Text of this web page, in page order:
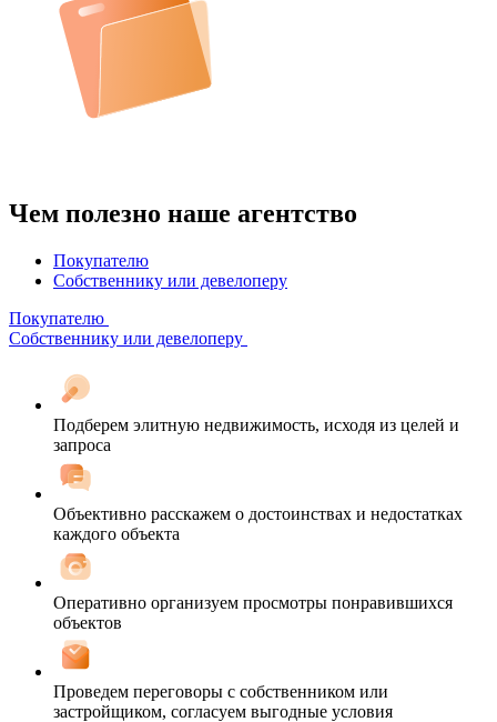
Чем полезно наше агентство
Покупателю
Собственнику или девелоперу
Покупателю
Собственнику или девелоперу
Подберем элитную недвижимость, исходя из целей и
запроса
Объективно расскажем о достоинствах и недостатках
каждого объекта
Оперативно организуем просмотры понравившихся
объектов
Проведем переговоры с собственником или
застройщиком, согласуем выгодные условия